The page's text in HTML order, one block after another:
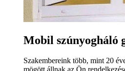
Mobil szúnyogháló
Szakembereink több, mint 20